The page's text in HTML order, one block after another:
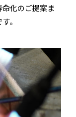
化のご提案ま
。